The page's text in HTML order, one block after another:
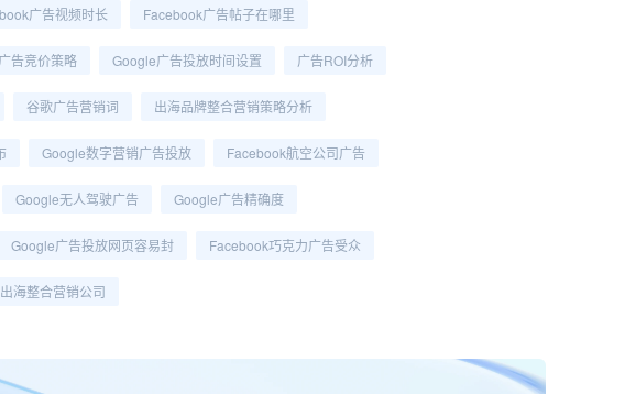
广告视频时长 Facebook广告帖子在哪里
告竞价策略 Google广告投放时间设置 广告ROI分析
谷歌广告营销词 出海品牌整合营销策略分析
Google数字营销广告投放 Facebook航空公司广告
Google无人驾驶广告 Google广告精确度
Google广告投放网页容易封 Facebook巧克力广告受众
出海整合营销公司